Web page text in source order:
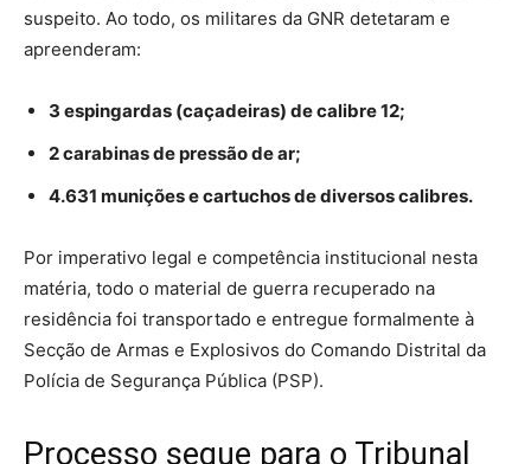
suspeito. Ao todo, os militares da GNR detetaram e
apreenderam:
3 espingardas (caçadeiras) de calibre 12;
2 carabinas de pressão de ar;
4.631 munições e cartuchos de diversos calibres.
Por imperativo legal e competência institucional nesta
matéria, todo o material de guerra recuperado na
residência foi transportado e entregue formalmente à
Secção de Armas e Explosivos do Comando Distrital da
Polícia de Segurança Pública (PSP).
Processo segue para o Tribunal